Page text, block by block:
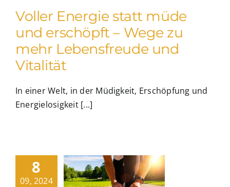
Voller Energie statt müde
und erschöpft – Wege zu
mehr Lebensfreude und
Vitalität
In einer Welt, in der Müdigkeit, Erschöpfung und
Energielosigkeit [...]
8
09, 2024